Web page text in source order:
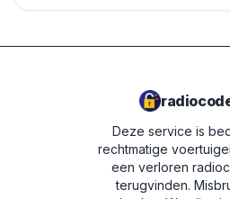
Deze service is
rechtmatige
een verloren
terugvinden.